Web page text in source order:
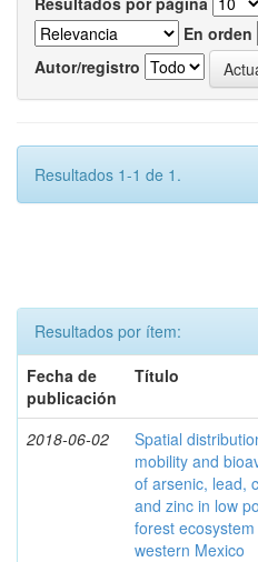
En orden
Autor/registro
Resultados 1-1 de 1.
Resultados por ítem:
Fecha de
publicación
Título
2018-06-02
Spatial
mobility and
of arsenic, lead,
and zinc in low
forest
western Mexico